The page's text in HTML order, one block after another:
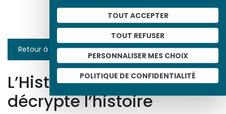
TOUT ACCEPTER
TOUT REFUSER
PERSONNALISER MES CHOIX
POLITIQUE DE CONFIDENTIALITÉ
Retour à la liste
L’Histoire par l’image
décrypte l’histoire